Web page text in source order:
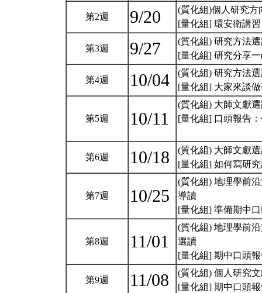
第2週 9/20
(質化組)個人研究方
[量化組] 環安衛講
第3週 9/27
(質化組) 研究方法
[量化組] 研究分享
第4週 10/04
(質化組) 研究方法
[量化組] 大家來談
第5週 10/11
(質化組) 大師文獻選
[量化組] 口頭報告
第6週 10/18
(質化組) 大師文獻選
[量化組] 如何寫研
第7週 10/25
(質化組) 地理學前
導讀
[量化組] 準備期中
第8週 11/01
(質化組) 地理學前
選讀
[量化組] 期中口頭
第9週 11/08
(質化組) 個人研究
[量化組] 期中口頭